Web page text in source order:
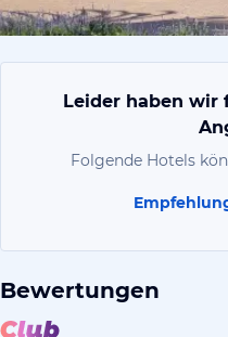
Leider haben wir
Folgende Hotels
Bewertungen